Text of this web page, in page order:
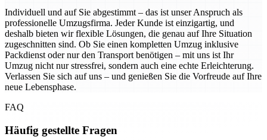
Individuell und auf Sie abgestimmt – das ist unser Anspruch als
professionelle Umzugsfirma. Jeder Kunde ist einzigartig, und
deshalb bieten wir flexible Lösungen, die genau auf Ihre Situation
zugeschnitten sind. Ob Sie einen kompletten Umzug inklusive
Packdienst oder nur den Transport benötigen – mit uns ist Ihr
Umzug nicht nur stressfrei, sondern auch eine echte Erleichterung.
Verlassen Sie sich auf uns – und genießen Sie die Vorfreude auf Ihre
neue Lebensphase.
FAQ
Häufig gestellte Fragen